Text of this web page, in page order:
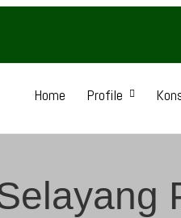
Home Profile